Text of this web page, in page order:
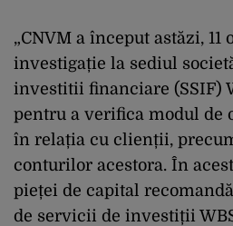
„CNVM a început astăzi, 11
investigație la sediul
investitii financiare (SSIF)
pentru a verifica modul de
în relația cu clienții,
conturilor acestora. În
pieței de capital
de servicii de investiții